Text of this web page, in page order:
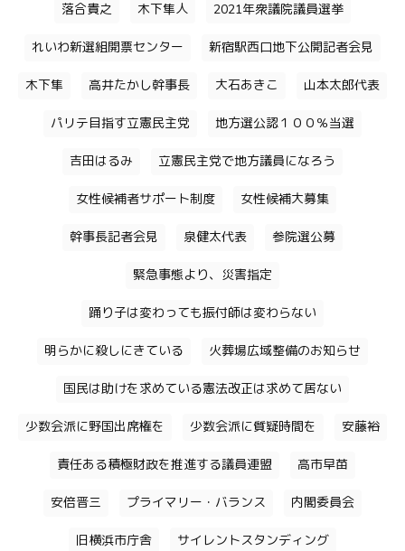
落合貴之 木下隼人 2021年衆議院議員選挙
れいわ新選組開票センター 新宿駅西口地下公開記者会見
木下隼 高井たかし幹事長 大石あきこ 山本太郎代表
パリテ目指す立憲民主党 地方選公認１００％当選
吉田はるみ 立憲民主党で地方議員になろう
女性候補者サポート制度 女性候補大募集
幹事長記者会見 泉健太代表 参院選公募
緊急事態より、災害指定
踊り子は変わっても振付師は変わらない
明らかに殺しにきている 火葬場広域整備のお知らせ
国民は助けを求めている憲法改正は求めて居ない
少数会派に野国出席権を 少数会派に質疑時間を 安藤裕
責任ある積極財政を推進する議員連盟 高市早苗
安倍晋三 プライマリー・バランス 内閣委員会
旧横浜市庁舎 サイレントスタンディング